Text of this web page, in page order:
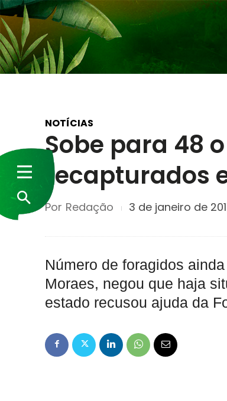
NOTÍCIAS
Sobe para 48
recapturados
Por Redação 3 de janeiro de
Número de foragidos
Moraes, negou que haja
estado recusou ajuda da